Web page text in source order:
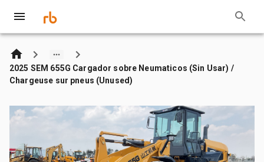
2025 SEM 655G Cargador sobre Neumaticos (Sin Usar) /
Chargeuse sur pneus (Unused)